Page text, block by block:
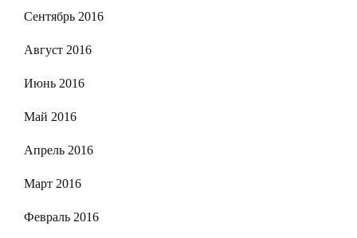
Сентябрь 2016
Август 2016
Июнь 2016
Май 2016
Апрель 2016
Март 2016
Февраль 2016